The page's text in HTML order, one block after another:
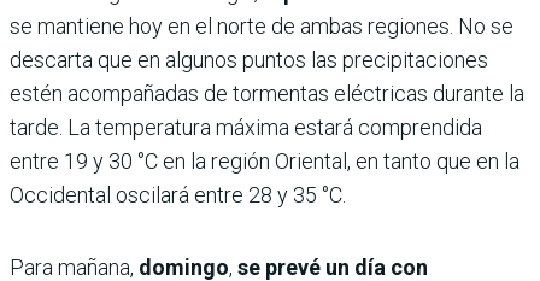
se mantiene hoy en el norte de ambas regiones. No se
descarta que en algunos puntos las precipitaciones
estén acompañadas de tormentas eléctricas durante la
tarde. La temperatura máxima estará comprendida
entre 19 y 30 °C en la región Oriental, en tanto que en la
Occidental oscilará entre 28 y 35 °C.
Para mañana, domingo, se prevé un día con